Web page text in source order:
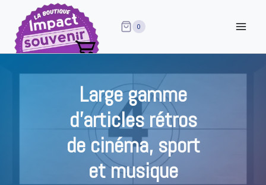
contenu
0
Large gamme
d’articles rétros
de cinéma, sport
et musique